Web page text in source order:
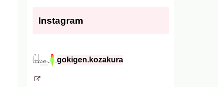
Instagram
gokigen.kozakura